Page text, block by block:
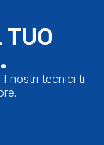
TUO
nostri tecnici ti